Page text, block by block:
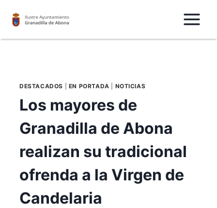
DESTACADOS EN PORTADA NOTICIAS
Los mayores de
Granadilla de Abona
realizan su tradicional
ofrenda a la Virgen de
Candelaria